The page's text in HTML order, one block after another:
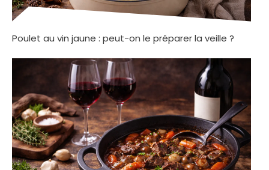
Poulet au vin jaune : peut-on le préparer la veille ?